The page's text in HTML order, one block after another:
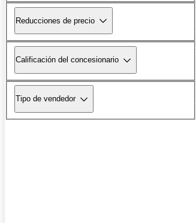
Reducciones de precio
Calificación del concesionario
Tipo de vendedor